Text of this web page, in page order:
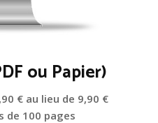
ou Papier)
€ au lieu de 9,90 €
de 100 pages